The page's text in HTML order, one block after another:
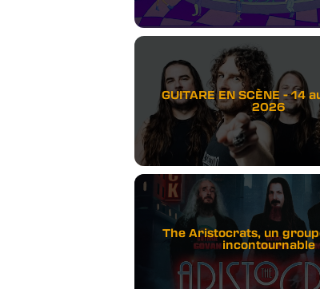
GUITARE EN SCÈNE - 14
2026
The Aristocrats, un
incontournable